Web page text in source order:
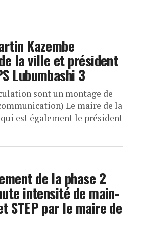
Kazembe
la ville et président
Lubumbashi 3
sont un montage de
Le maire de la
est également le président
de la phase 2
intensité de main-
STEP par le maire de